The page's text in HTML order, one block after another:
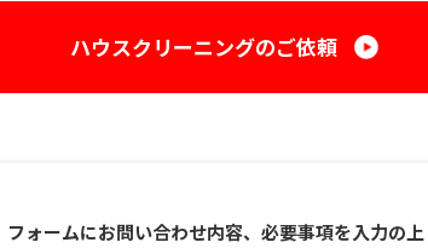
ハウスクリーニングのご依頼
フォームにお問い合わせ内容、必要事項を入力の上